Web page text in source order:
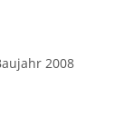
2008